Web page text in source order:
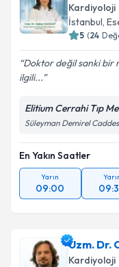
Kardiyoloji
İstanbul,
5 (24
Doktor değil sanki bir
ilgili...
Elitium Cerrahi Tıp
Süleyman Demirel
En Yakın Saatler
Yarın
09:00
Uzm. Dr.
Kardiyoloji